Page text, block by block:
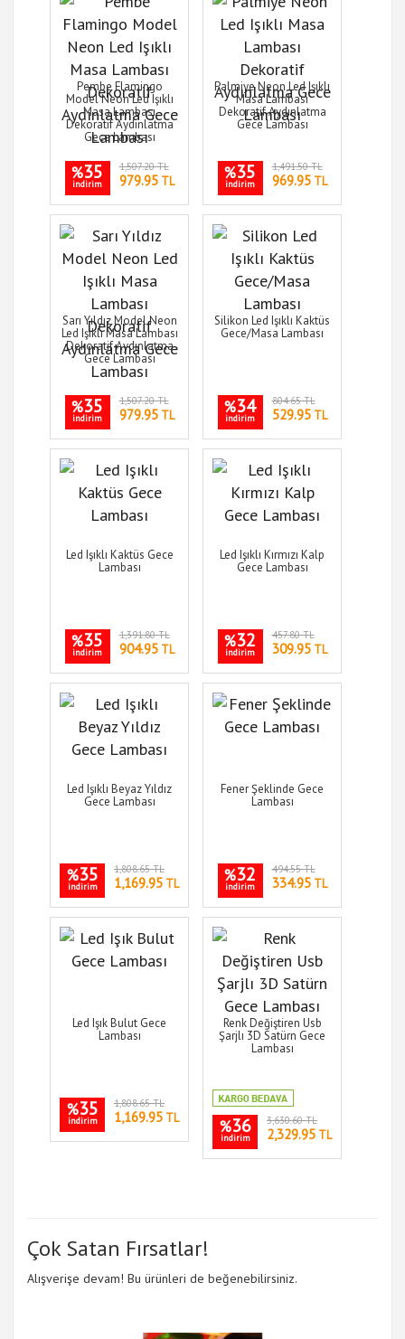
Pembe Flamingo
Model Neon Led Işıklı
Masa Lambası
Dekoratif Aydınlatma
Gece Lambası
%35
indirim
1,507.20 TL
979.95TL
Palmiye Neon Led Işıklı
Masa Lambası
Dekoratif Aydınlatma
Gece Lambası
%35
indirim
1,491.50 TL
969.95TL
Sarı Yıldız Model Neon
Led Işıklı Masa Lambası
Dekoratif Aydınlatma
Gece Lambası
%35
indirim
1,507.20 TL
979.95TL
Silikon Led Işıklı Kaktüs
Gece/Masa Lambası
%34
indirim
804.65 TL
529.95TL
Led Işıklı Kaktüs Gece
Lambası
%35
indirim
1,391.80 TL
904.95TL
Led Işıklı Kırmızı Kalp
Gece Lambası
%32
indirim
457.80 TL
309.95TL
Led Işıklı Beyaz Yıldız
Gece Lambası
%35
indirim
1,808.65 TL
1,169.95 TL
Fener Şeklinde Gece
Lambası
%32
indirim
494.55 TL
334.95TL
Led Işık Bulut Gece
Lambası
%35
indirim
1,808.65 TL
1,169.95 TL
Renk Değiştiren Usb
Şarjlı 3D Satürn Gece
Lambası
%36
indirim
3,630.60 TL
2,329.95 TL
Çok Satan Fırsatlar!
Alışverişe devam! Bu ürünleri de beğenebilirsiniz.